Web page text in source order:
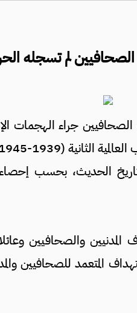
لم تسجله الحرب
جراء الهجمات
التاريخ الحديث، بحسب
المتعمد للصحافيين